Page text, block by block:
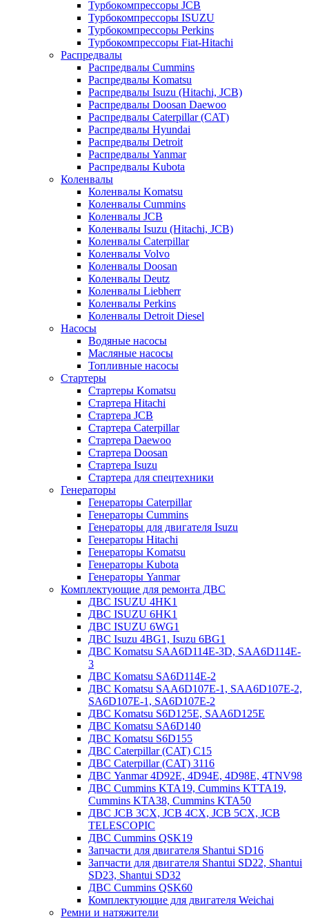
Турбокомпрессоры JCB
Турбокомпрессоры ISUZU
Турбокомпрессоры Perkins
Турбокомпрессоры Fiat-Hitachi
Распредвалы
Распредвалы Cummins
Распредвалы Komatsu
Распредвалы Isuzu (Hitachi, JCB)
Распредвалы Doosan Daewoo
Распредвалы Caterpillar (CAT)
Распредвалы Hyundai
Распредвалы Detroit
Распредвалы Yanmar
Распредвалы Kubota
Коленвалы
Коленвалы Komatsu
Коленвалы Cummins
Коленвалы JCB
Коленвалы Isuzu (Hitachi, JCB)
Коленвалы Caterpillar
Коленвалы Volvo
Коленвалы Doosan
Коленвалы Deutz
Коленвалы Liebherr
Коленвалы Perkins
Коленвалы Detroit Diesel
Насосы
Водяные насосы
Масляные насосы
Топливные насосы
Стартеры
Стартеры Komatsu
Стартера Hitachi
Стартера JCB
Стартера Caterpillar
Стартера Daewoo
Стартера Doosan
Стартера Isuzu
Стартера для спецтехники
Генераторы
Генераторы Caterpillar
Генераторы Cummins
Генераторы для двигателя Isuzu
Генераторы Hitachi
Генераторы Komatsu
Генераторы Kubota
Генераторы Yanmar
Комплектующие для ремонта ДВС
ДВС ISUZU 4HK1
ДВС ISUZU 6HK1
ДВС ISUZU 6WG1
ДВС Isuzu 4BG1, Isuzu 6BG1
ДВС Komatsu SAA6D114E-3D, SAA6D114E-
3
ДВС Komatsu SA6D114E-2
ДВС Komatsu SAA6D107E-1, SAA6D107E-2,
SA6D107E-1, SA6D107E-2
ДВС Komatsu S6D125E, SAA6D125E
ДВС Komatsu SA6D140
ДВС Komatsu S6D155
ДВС Caterpillar (CAT) C15
ДВС Caterpillar (CAT) 3116
ДВС Yanmar 4D92E, 4D94E, 4D98E, 4TNV98
ДВС Cummins KTA19, Cummins KTTA19,
Cummins KTA38, Cummins KTA50
ДВС JCB 3CX, JCB 4CX, JCB 5CX, JCB
TELESCOPIC
ДВС Cummins QSK19
Запчасти для двигателя Shantui SD16
Запчасти для двигателя Shantui SD22, Shantui
SD23, Shantui SD32
ДВС Cummins QSK60
Комплектующие для двигателя Weichai
Ремни и натяжители